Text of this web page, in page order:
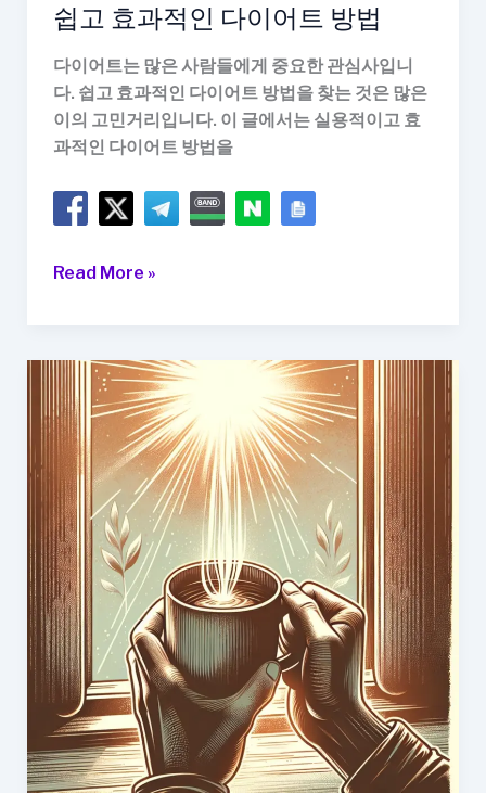
쉽고 효과적인 다이어트 방법
다이어트는 많은 사람들에게 중요한 관심사입니
다. 쉽고 효과적인 다이어트 방법을 찾는 것은 많은
이의 고민거리입니다. 이 글에서는 실용적이고 효
과적인 다이어트 방법을
쉽
적
인
다
어
트
방
법
Read More »